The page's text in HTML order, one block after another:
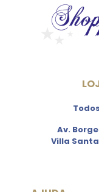
Av.
Villa